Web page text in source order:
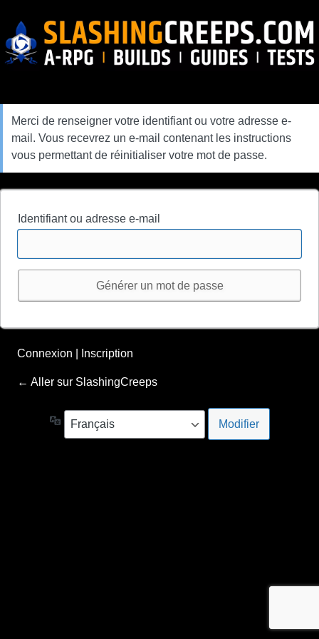
passe
oublié
Merci de renseigner votre identifiant ou votre adresse e-
mail. Vous recevrez un e-mail contenant les instructions
vous permettant de réinitialiser votre mot de passe.
Identifiant ou adresse e-mail
Connexion Inscription
← Aller sur SlashingCreeps
Langue